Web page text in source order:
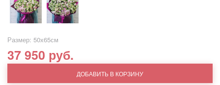
Размер: 50х65см
37 950 руб.
ДОБАВИТЬ В КОРЗИНУ